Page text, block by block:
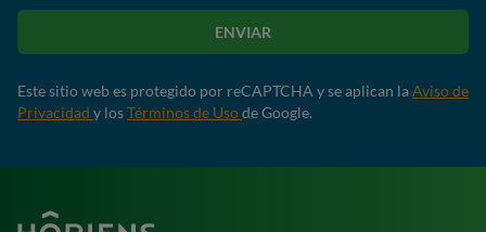
ENVIAR
Este sitio web es protegido por reCAPTCHA y se aplican laAviso de
Privacidad y losTérminos de Usode Google.